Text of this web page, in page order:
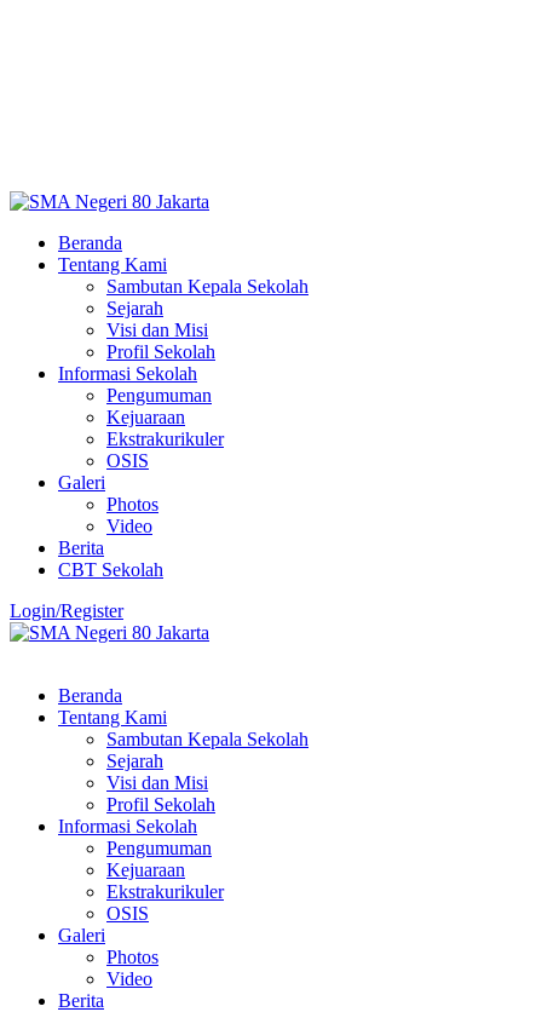
Beranda
Tentang Kami
Sambutan Kepala Sekolah
Sejarah
Visi dan Misi
Profil Sekolah
Informasi Sekolah
Pengumuman
Kejuaraan
Ekstrakurikuler
OSIS
Galeri
Photos
Video
Berita
CBT Sekolah
Login/Register
Beranda
Tentang Kami
Sambutan Kepala Sekolah
Sejarah
Visi dan Misi
Profil Sekolah
Informasi Sekolah
Pengumuman
Kejuaraan
Ekstrakurikuler
OSIS
Galeri
Photos
Video
Berita